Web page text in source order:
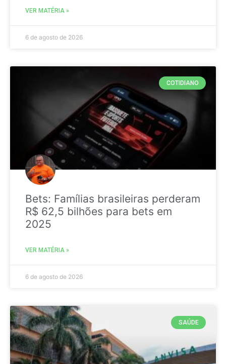
VER MATÉRIA »
6 de agosto de 2026
COTIDIANO
Bets: Famílias brasileiras perderam
R$ 62,5 bilhões para bets em
2025
VER MATÉRIA »
6 de agosto de 2026
SAÚDE